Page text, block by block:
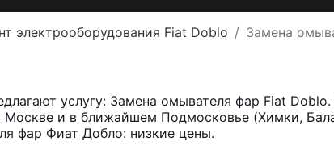
электрооборудования Fiat Doblo Замена
услугу: Замена омывателя фар Fiat
Москве и в ближайшем Подмосковье (Химки,
фар Фиат Добло: низкие цены.